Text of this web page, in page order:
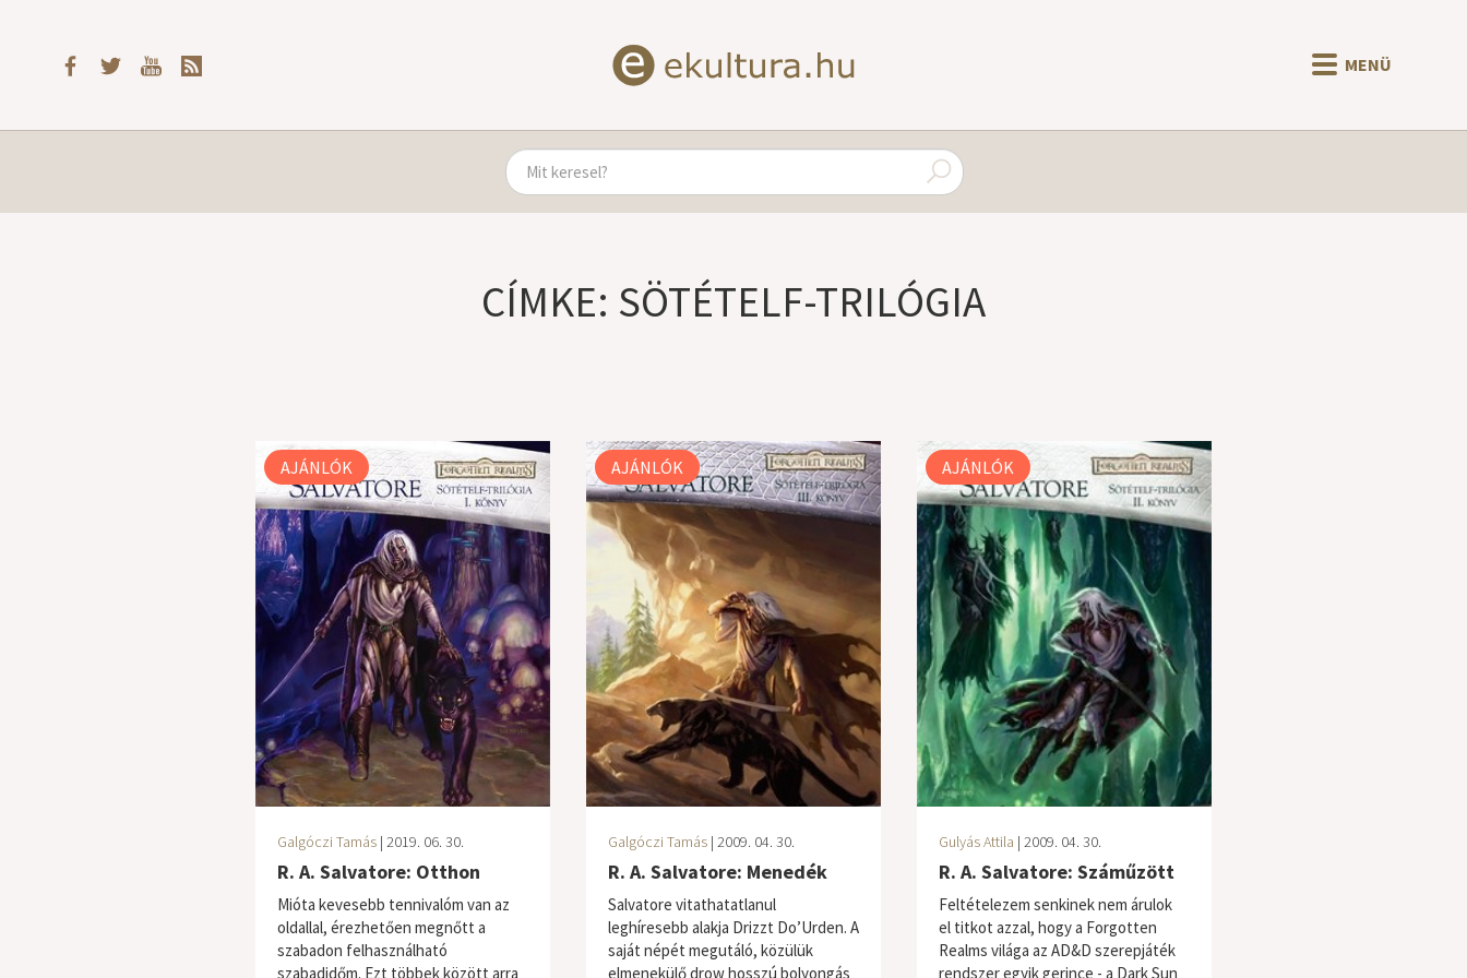
MENÜ
CÍMKE: SÖTÉTELF-TRILÓGIA
AJÁNLÓK
Galgóczi Tamás | 2019. 06. 30.
R. A. Salvatore: Otthon
Mióta kevesebb tennivalóm van az
oldallal, érezhetően megnőtt a
szabadon felhasználható
szabadidőm. Ezt többek között arra
AJÁNLÓK
Galgóczi Tamás | 2009. 04. 30.
R. A. Salvatore: Menedék
Salvatore vitathatatlanul
leghíresebb alakja Drizzt Do’Urden. A
saját népét megutáló, közülük
elmenekülő drow hosszú bolyongás
AJÁNLÓK
Gulyás Attila | 2009. 04. 30.
R. A. Salvatore: Száműzött
Feltételezem senkinek nem árulok
el titkot azzal, hogy a Forgotten
Realms világa az AD&D szerepjáték
rendszer egyik gerince - a Dark Sun